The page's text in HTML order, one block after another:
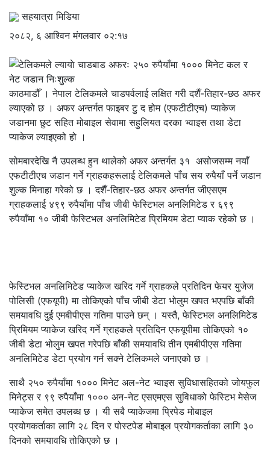
सहयात्रा मिडिया
२०८२, ६ आश्विन मंगलवार ०२:१७
काठमाडौँ । नेपाल टेलिकमले चाडपर्वलाई लक्षित गरी दशैँ-तिहार-छठ अफर
ल्याएको छ । अफर अन्तर्गत फाइबर टु द होम (एफटीटीएच) प्याकेज
जडानमा छुट सहित मोबाइल सेवामा सहुलियत दरका भ्वाइस तथा डेटा
प्याकेज ल्याइएको हो ।
सोमबारदेखि नै उपलब्ध हुन थालेको अफर अन्तर्गत ३१ असोजसम्म नयाँ
एफटीटीएच जडान गर्ने ग्राहकहरूलाई टेलिकमले पाँच सय रुपैयाँ पर्ने जडान
शुल्क मिनाहा गरेको छ । दशैँ-तिहार-छठ अफर अन्तर्गत जीएसएम
ग्राहकलाई ४९९ रुपैयाँमा पाँच जीबी फेस्टिभल अनलिमिटेड र ६९९
रुपैयाँमा १० जीबी फेस्टिभल अनलिमिटेड प्रिमियम डेटा प्याक रहेको छ ।
फेस्टिभल अनलिमिटेड प्याकेज खरिद गर्ने ग्राहकले प्रतिदिन फेयर युजेज
पोलिसी (एफयूपी) मा तोकिएको पाँच जीबी डेटा भोलुम खपत भएपछि बाँकी
समयावधि दुई एमबीपीएस गतिमा पाउने छन् । यस्तै, फेस्टिभल अनलिमिटेड
प्रिमियम प्याकेज खरिद गर्ने ग्राहकले प्रतिदिन एफयूपीमा तोकिएको १०
जीबी डेटा भोलुम खपत गरेपछि बाँकी समयावधि तीन एमबीपीएस गतिमा
अनलिमिटेड डेटा प्रयोग गर्न सक्ने टेलिकमले जनाएको छ ।
साथै २५० रुपैयाँमा १००० मिनेट अल-नेट भ्वाइस सुविधासहितको जोयफुल
मिनेट्स र ९९ रुपैयाँमा १००० अन-नेट एसएमएस सुविधाको फेस्टिभ मेसेज
प्याकेज समेत उपलब्ध छ । यी सबै प्याकेजमा प्रिपेड मोबाइल
प्रयोगकर्ताका लागि २८ दिन र पोस्टपेड मोबाइल प्रयोगकर्ताका लागि ३०
दिनको समयावधि तोकिएको छ ।